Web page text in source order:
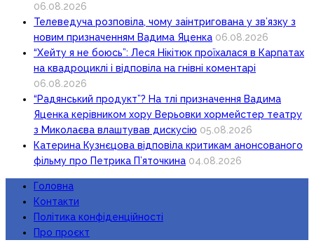
06.08.2026
Телеведуча розповіла, чому заінтригована у зв’язку з
новим призначенням Вадима Яценка 06.08.2026
“Хейту я не боюсь”: Леся Нікітюк проїхалася в Карпатах
на квадроциклі і відповіла на гнівні коментарі
06.08.2026
“Радянський продукт”? На тлі призначення Вадима
Яценка керівником хору Верьовки хормейстер театру
з Миколаєва влаштував дискусію 05.08.2026
Катерина Кузнєцова відповіла критикам анонсованого
фільму про Петрика П’яточкина 04.08.2026
Головна
Контакти
Політика конфіденційності
Про проєкт